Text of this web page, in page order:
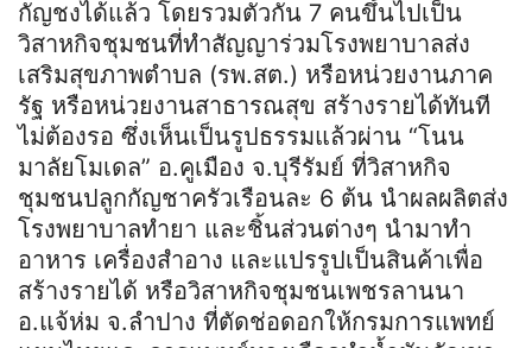
กัญชงได้แล้ว โดยรวมตัวกัน 7 คนขึ้นไปเป็น
วิสาหกิจชุมชนที่ทำสัญญาร่วมโรงพยาบาลส่ง
เสริมสุขภาพตำบล (รพ.สต.) หรือหน่วยงานภาค
รัฐ หรือหน่วยงานสาธารณสุข สร้างรายได้ทันที
ไม่ต้องรอ ซึ่งเห็นเป็นรูปธรรมแล้วผ่าน “โนน
มาลัยโมเดล” อ.คูเมือง จ.บุรีรัมย์ ที่วิสาหกิจ
ชุมชนปลูกกัญชาครัวเรือนละ 6 ต้น นำผลผลิตส่ง
โรงพยาบาลทำยา และชิ้นส่วนต่างๆ นำมาทำ
อาหาร เครื่องสำอาง และแปรรูปเป็นสินค้าเพื่อ
สร้างรายได้ หรือวิสาหกิจชุมชนเพชรลานนา
อ.แจ้ห่ม จ.ลำปาง ที่ตัดช่อดอกให้กรมการแพทย์